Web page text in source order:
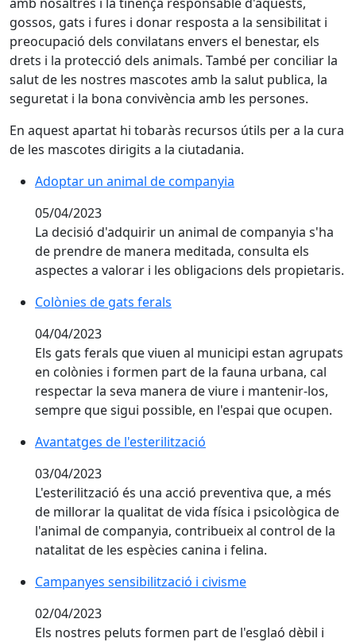
gossos, gats i fures i donar resposta a la sensibilitat i
preocupació dels convilatans envers el benestar, els
drets i la protecció dels animals. També per conciliar la
salut de les nostres mascotes amb la salut publica, la
seguretat i la bona convivència amb les persones.
En aquest apartat hi tobaràs recursos útils per a la cura
de les mascotes dirigits a la ciutadania.
Adoptar un animal de companyia
Adoptar un animal de companyia
05/04/2023
La decisió d'adquirir un animal de companyia s'ha
de prendre de manera meditada, consulta els
aspectes a valorar i les obligacions dels propietaris.
Colònies de gats ferals
Colònies de gats ferals
04/04/2023
Els gats ferals que viuen al municipi estan agrupats
en colònies i formen part de la fauna urbana, cal
respectar la seva manera de viure i mantenir-los,
sempre que sigui possible, en l'espai que ocupen.
Avantatges de l'esterilització
Avantatges de l'esterilització
03/04/2023
L'esterilització és una acció preventiva que, a més
de millorar la qualitat de vida física i psicològica de
l'animal de companyia, contribueix al control de la
natalitat de les espècies canina i felina.
Campanyes sensibilització i civisme
Campanyes sensibilització i civisme
02/04/2023
Els nostres peluts formen part de l'esglaó dèbil i